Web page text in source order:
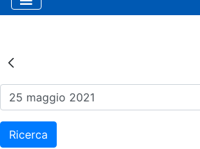
Risultati della
Ricerca